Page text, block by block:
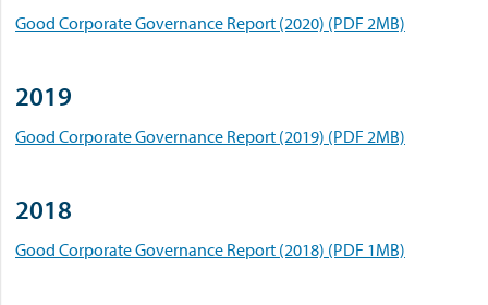
Good Corporate Governance Report (2020) (PDF 2MB)
2019
Good Corporate Governance Report (2019) (PDF 2MB)
2018
Good Corporate Governance Report (2018) (PDF 1MB)